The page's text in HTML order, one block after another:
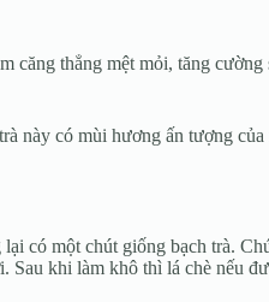
căng thẳng mệt mỏi, tăng cường
này có mùi hương ấn tượng của
có một chút giống bạch trà.
khi làm khô thì lá chè nếu